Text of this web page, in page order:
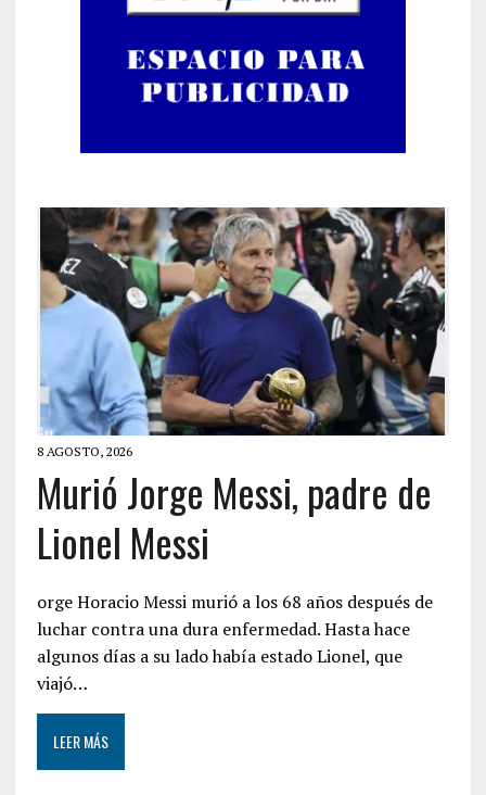
8 AGOSTO, 2026
Murió Jorge Messi, padre de
Lionel Messi
orge Horacio Messi murió a los 68 años después de
luchar contra una dura enfermedad. Hasta hace
algunos días a su lado había estado Lionel, que
viajó…
LEER MÁS